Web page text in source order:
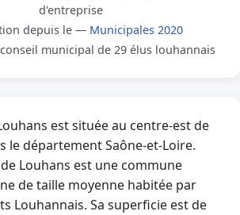
d'entreprise
depuis le — Municipales 2020
municipal de 29 élus louhannais
est située au centre-est de
le département Saône-et-Loire.
Louhans est une commune
de taille moyenne habitée par
Louhannais. Sa superficie est de